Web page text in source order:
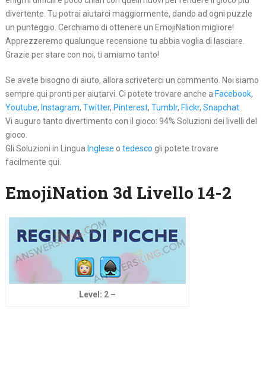
divertente. Tu potrai aiutarci maggiormente, dando ad ogni puzzle
un punteggio. Cerchiamo di ottenere un EmojiNation migliore!
Apprezzeremo qualunque recensione tu abbia voglia di lasciare.
Grazie per stare con noi, ti amiamo tanto!
Se avete bisogno di aiuto, allora scriveterci un commento. Noi siamo
sempre qui pronti per aiutarvi. Ci potete trovare anche a Facebook,
Youtube, Instagram, Twitter, Pinterest, Tumblr, Flickr, Snapchat.
Vi auguro tanto divertimento con il gioco: 94% Soluzioni dei livelli del
gioco.
Gli Soluzioni in Lingua Inglese o tedesco gli potete trovare
facilmente qui.
EmojiNation 3d Livello 14-2
Level: 2 –